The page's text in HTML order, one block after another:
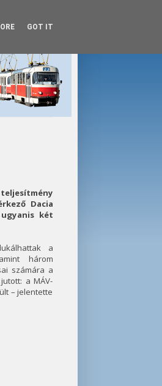
Dacia
két
a
három
számára a
a MÁV-
– jelentette
GOT IT